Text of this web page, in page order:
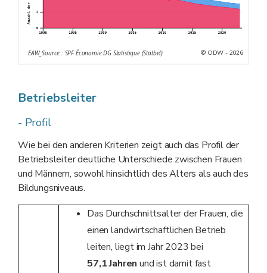
EAW_Source : SPF Économie DG Statistique (Statbel) © ODW - 2026
Betriebsleiter
- Profil
Wie bei den anderen Kriterien zeigt auch das Profil der
Betriebsleiter deutliche Unterschiede zwischen Frauen
und Männern, sowohl hinsichtlich des Alters als auch des
Bildungsniveaus.
Das Durchschnittsalter der Frauen, die
einen landwirtschaftlichen Betrieb
leiten, liegt im Jahr 2023 bei
57,1 Jahren und ist damit fast